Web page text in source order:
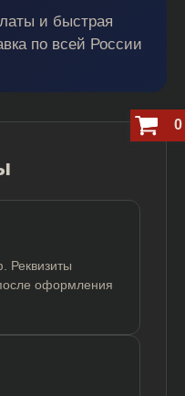
и быстрая
по всей России
Реквизиты
оформления
0